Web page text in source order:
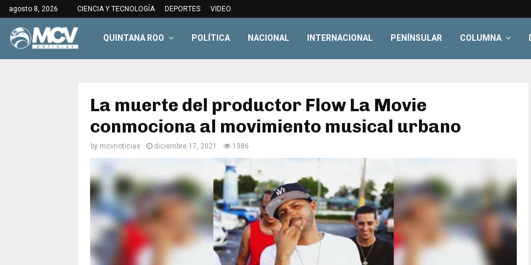
agosto 8, 2026 CIENCIA Y TECNOLOGÍA DEPORTES VIDEO
QUINTANA ROO POLÍTICA NACIONAL INTERNACIONAL PENÍNSULAR COLUMNA
La muerte del productor Flow La Movie
conmociona al movimiento musical urbano
by mcvnoticias diciembre 17, 2021 1386